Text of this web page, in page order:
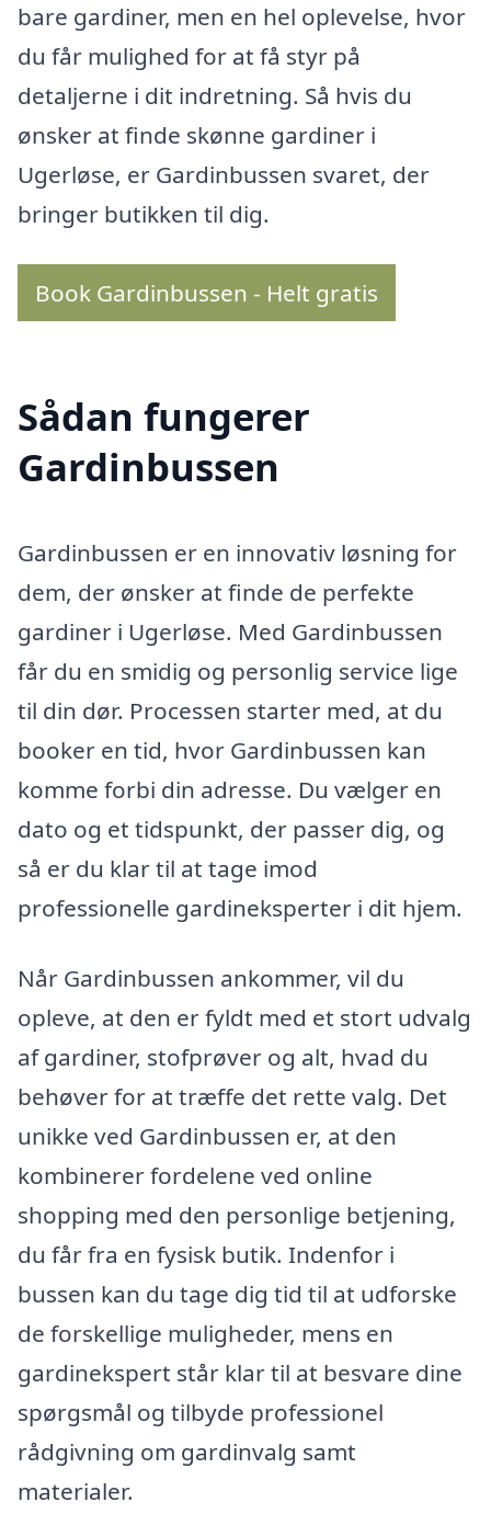
bare gardiner, men en hel oplevelse, hvor
du får mulighed for at få styr på
detaljerne i dit indretning. Så hvis du
ønsker at finde skønne gardiner i
Ugerløse, er Gardinbussen svaret, der
bringer butikken til dig.
Book Gardinbussen - Helt gratis
Sådan fungerer
Gardinbussen
Gardinbussen er en innovativ løsning for
dem, der ønsker at finde de perfekte
gardiner i Ugerløse. Med Gardinbussen
får du en smidig og personlig service lige
til din dør. Processen starter med, at du
booker en tid, hvor Gardinbussen kan
komme forbi din adresse. Du vælger en
dato og et tidspunkt, der passer dig, og
så er du klar til at tage imod
professionelle gardineksperter i dit hjem.
Når Gardinbussen ankommer, vil du
opleve, at den er fyldt med et stort udvalg
af gardiner, stofprøver og alt, hvad du
behøver for at træffe det rette valg. Det
unikke ved Gardinbussen er, at den
kombinerer fordelene ved online
shopping med den personlige betjening,
du får fra en fysisk butik. Indenfor i
bussen kan du tage dig tid til at udforske
de forskellige muligheder, mens en
gardinekspert står klar til at besvare dine
spørgsmål og tilbyde professionel
rådgivning om gardinvalg samt
materialer.